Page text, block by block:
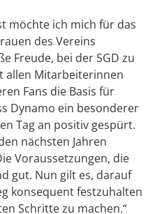
möchte ich mich für das
des Vereins
Freude, bei der SGD zu
allen Mitarbeiterinnen
Fans die Basis für
Dynamo ein besonderer
Tag an positiv gespürt.
nächsten Jahren
Voraussetzungen, die
gut. Nun gilt es, darauf
konsequent festzuhalten
Schritte zu machen.“